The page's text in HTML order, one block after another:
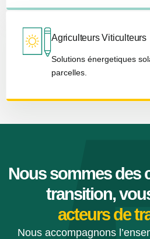
Agriculteurs Viticulteurs
Solutions énergetiques
parcelles.
Nous sommes des
transition,
acteurs de
Nous accompagnons